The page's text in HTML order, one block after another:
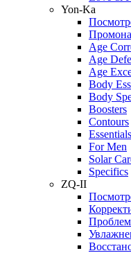
Yon-Ka
Age
Age
Age
Body
Body
Boosters
Contours
Essentials
For Men
Solar
Specifics
ZQ-II